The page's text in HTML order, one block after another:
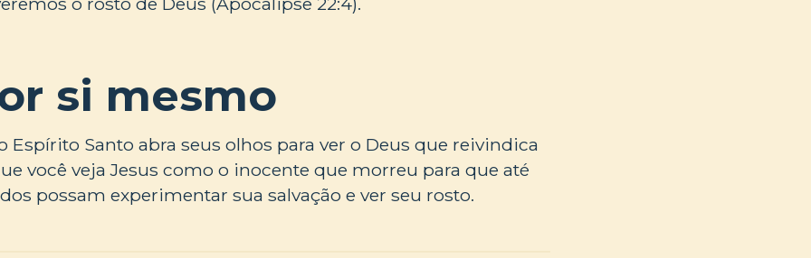
si mesmo
Espírito Santo abra seus olhos para ver o Deus que reivindica
você veja Jesus como o inocente que morreu para que até
possam experimentar sua salvação e ver seu rosto.